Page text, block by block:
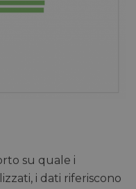
su quale i
i dati riferiscono